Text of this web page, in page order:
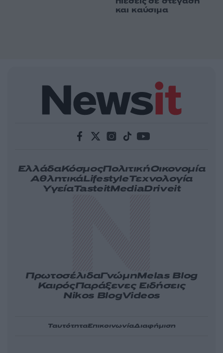
και καύσιμα
ΕλλάδαΚόσμοςΠολιτικήΟικονομία
ΑθλητικάLifestyleΤεχνολογία
ΥγείαTasteitMediaDriveit
ΠρωτοσέλιδαΓνώμηMelas Blog
ΚαιρόςΠαράξενες Ειδήσεις
Nikos BlogVideos
ΤαυτότηταΕπικοινωνίαΔιαφήμιση